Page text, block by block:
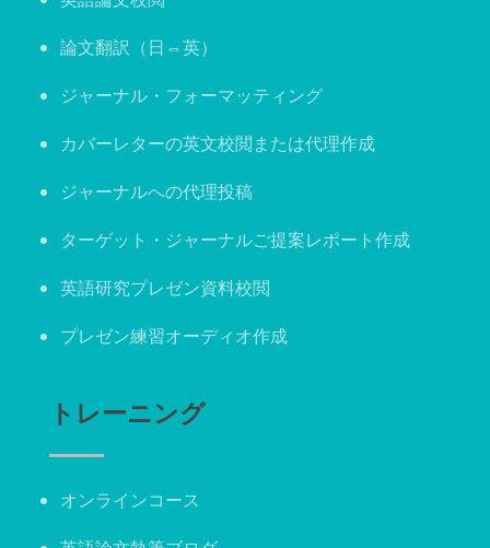
論文翻訳（日⇔英）
ジャーナル・フォーマッティング
カバーレターの英文校閲または代理作成
ジャーナルへの代理投稿
ターゲット・ジャーナルご提案レポート作成
英語研究プレゼン資料校閲
プレゼン練習オーディオ作成
トレーニング
オンラインコース